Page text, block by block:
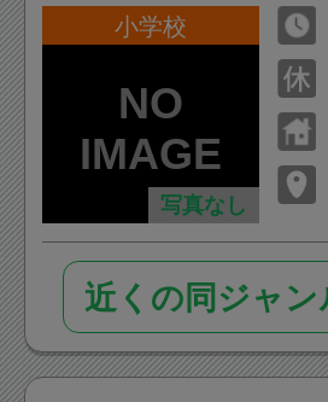
小学校
写真なし
近くの同ジャ